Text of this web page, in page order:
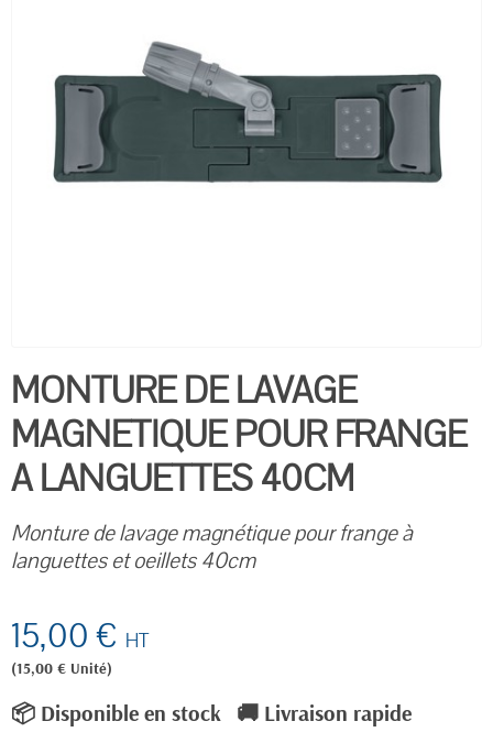
MONTURE DE LAVAGE
MAGNETIQUE POUR FRANGE
A LANGUETTES 40CM
Monture de lavage magnétique pour frange à
languettes et oeillets 40cm
15,00 € HT
(15,00 € Unité)
📦 Disponible en stock 🚚 Livraison rapide